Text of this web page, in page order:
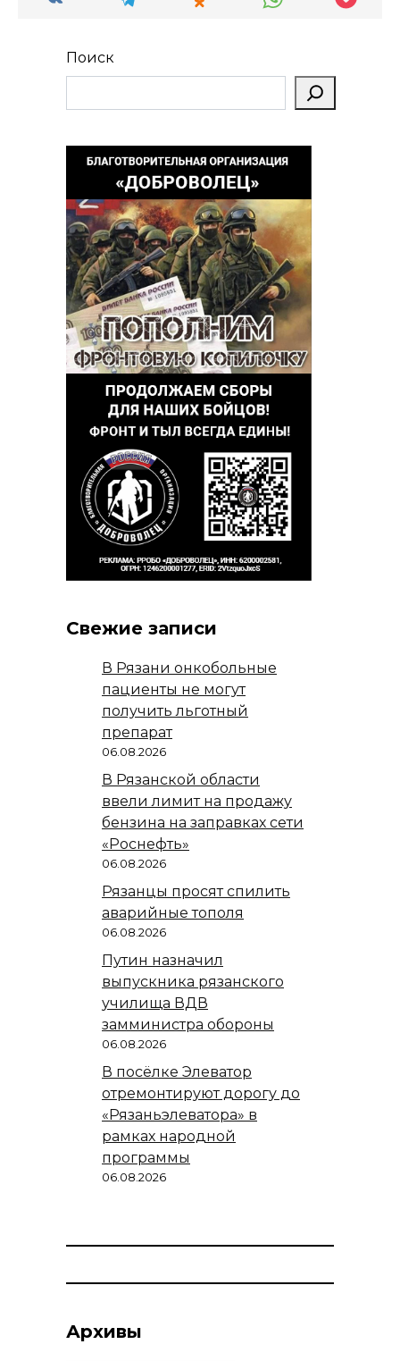
Поиск
Свежие записи
В Рязани онкобольные
пациенты не могут
получить льготный
препарат
06.08.2026
В Рязанской области
ввели лимит на продажу
бензина на заправках сети
«Роснефть»
06.08.2026
Рязанцы просят спилить
аварийные тополя
06.08.2026
Путин назначил
выпускника рязанского
училища ВДВ
замминистра обороны
06.08.2026
В посёлке Элеватор
отремонтируют дорогу до
«Рязаньэлеватора» в
рамках народной
программы
06.08.2026
Архивы